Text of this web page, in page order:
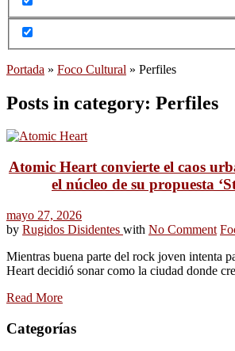
Portada » Foco Cultural » Perfiles
Posts in category: Perfiles
Atomic Heart convierte el caos
el núcleo de su propuesta
mayo 27, 2026
by Rugidos Disidentes with No Comment
Mientras buena parte del rock joven intenta
Heart decidió sonar como la ciudad donde
Read More
Categorías